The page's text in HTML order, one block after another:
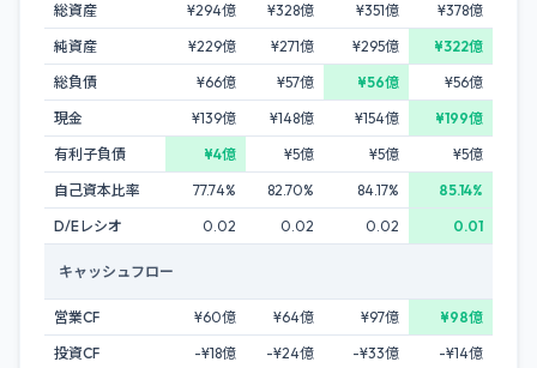
総資産 ¥294億 ¥328億 ¥351億
¥378億
純資産
¥229億 ¥271億 ¥295億
¥322億
総負債
¥66億 ¥57億 ¥56億
¥56億
現金
¥139億 ¥148億 ¥154億
¥199億
有利子負債
¥4億 ¥5億 ¥5億
¥5億
自己資本比率
77.74% 82.70% 84.17%
85.14%
D/Eレシオ
0.02 0.02 0.02 0.01
キャッシュフロー
営業CF ¥60億 ¥64億 ¥97億
¥98億
投資CF
-¥18億 -¥24億 -¥33億
-¥14億